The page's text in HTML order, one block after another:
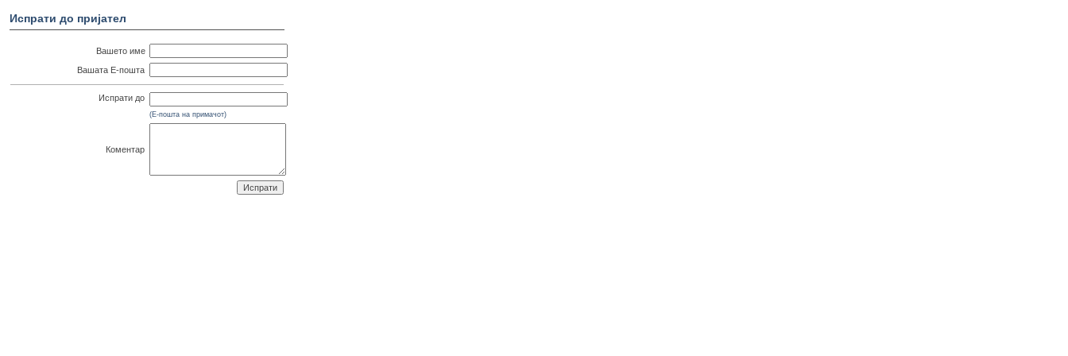
Испрати до пријател
Вашето име
Вашата Е-пошта
Испрати до
(Е-пошта на примачот)
Коментар